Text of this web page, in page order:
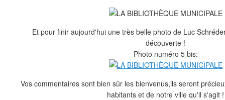
Et pour finir aujourd'hui une très belle photo de Luc
découverte !
Photo numéro 5 bis:
Vos commentaires sont bien sûr les bienvenus,ils seront
habitants et de notre ville qu'il s'agit !